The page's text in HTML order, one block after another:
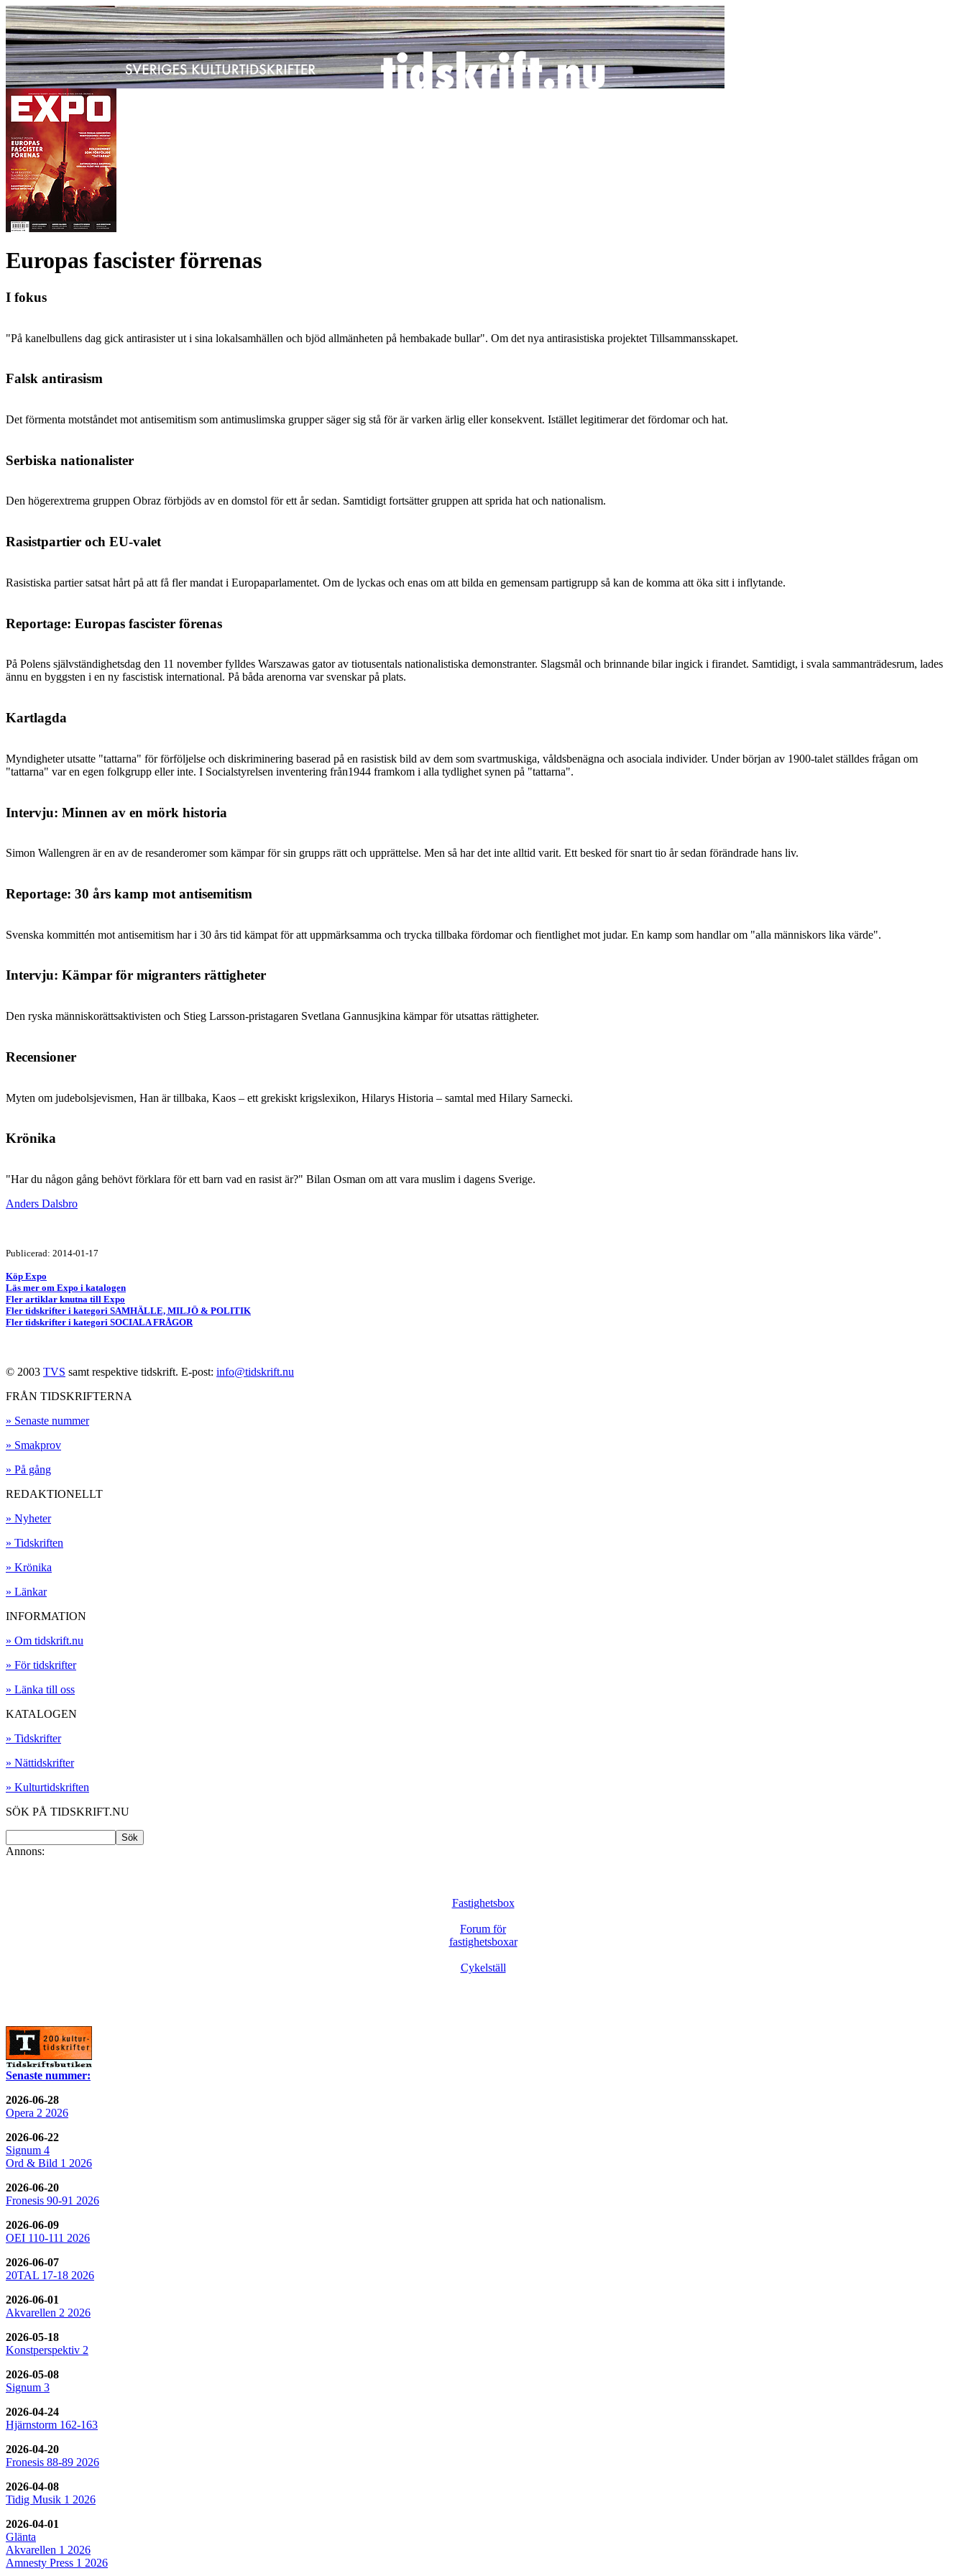
Europas fascister förrenas
I fokus
"På kanelbullens dag gick antirasister ut i sina lokalsamhällen och bjöd allmänheten på hembakade bullar". Om det nya antirasistiska projektet Tillsammansskapet.
Falsk antirasism
Det förmenta motståndet mot antisemitism som antimuslimska grupper säger sig stå för är varken ärlig eller konsekvent. Istället legitimerar det fördomar och hat.
Serbiska nationalister
Den högerextrema gruppen Obraz förbjöds av en domstol för ett år sedan. Samtidigt fortsätter gruppen att sprida hat och nationalism.
Rasistpartier och EU-valet
Rasistiska partier satsat hårt på att få fler mandat i Europaparlamentet. Om de lyckas och enas om att bilda en gemensam partigrupp så kan de komma att öka sitt i inflytande.
Reportage: Europas fascister förenas
På Polens självständighetsdag den 11 november fylldes Warszawas gator av tiotusentals nationalistiska demonstranter. Slagsmål och brinnande bilar ingick i firandet. Samtidigt, i svala sammanträdesrum, lades
ännu en byggsten i en ny fascistisk international. På båda arenorna var svenskar på plats.
Kartlagda
Myndigheter utsatte "tattarna" för förföljelse och diskriminering baserad på en rasistisk bild av dem som svartmuskiga, våldsbenägna och asociala individer. Under början av 1900-talet ställdes frågan om
"tattarna" var en egen folkgrupp eller inte. I Socialstyrelsen inventering från1944 framkom i alla tydlighet synen på "tattarna".
Intervju: Minnen av en mörk historia
Simon Wallengren är en av de resanderomer som kämpar för sin grupps rätt och upprättelse. Men så har det inte alltid varit. Ett besked för snart tio år sedan förändrade hans liv.
Reportage: 30 års kamp mot antisemitism
Svenska kommittén mot antisemitism har i 30 års tid kämpat för att uppmärksamma och trycka tillbaka fördomar och fientlighet mot judar. En kamp som handlar om "alla människors lika värde".
Intervju: Kämpar för migranters rättigheter
Den ryska människorättsaktivisten och Stieg Larsson-pristagaren Svetlana Gannusjkina kämpar för utsattas rättigheter.
Recensioner
Myten om judebolsjevismen, Han är tillbaka, Kaos – ett grekiskt krigslexikon, Hilarys Historia – samtal med Hilary Sarnecki.
Krönika
"Har du någon gång behövt förklara för ett barn vad en rasist är?" Bilan Osman om att vara muslim i dagens Sverige.
Anders Dalsbro
Publicerad: 2014-01-17
Köp Expo
Läs mer om Expo i katalogen
Fler artiklar knutna till Expo
Fler tidskrifter i kategori SAMHÄLLE, MILJÖ & POLITIK
Fler tidskrifter i kategori SOCIALA FRÅGOR
© 2003 TVS samt respektive tidskrift. E-post: info@tidskrift.nu
FRÅN TIDSKRIFTERNA
» Senaste nummer
» Smakprov
» På gång
REDAKTIONELLT
» Nyheter
» Tidskriften
» Krönika
» Länkar
INFORMATION
» Om tidskrift.nu
» För tidskrifter
» Länka till oss
KATALOGEN
» Tidskrifter
» Nättidskrifter
» Kulturtidskriften
SÖK PÅ TIDSKRIFT.NU
Annons:
Fastighetsbox
Forum för
fastighetsboxar
Cykelställ
Senaste nummer:
2026-06-28
Opera 2 2026
2026-06-22
Signum 4
Ord & Bild 1 2026
2026-06-20
Fronesis 90-91 2026
2026-06-09
OEI 110-111 2026
2026-06-07
20TAL 17-18 2026
2026-06-01
Akvarellen 2 2026
2026-05-18
Konstperspektiv 2
2026-05-08
Signum 3
2026-04-24
Hjärnstorm 162-163
2026-04-20
Fronesis 88-89 2026
2026-04-08
Tidig Musik 1 2026
2026-04-01
Glänta
Akvarellen 1 2026
Amnesty Press 1 2026